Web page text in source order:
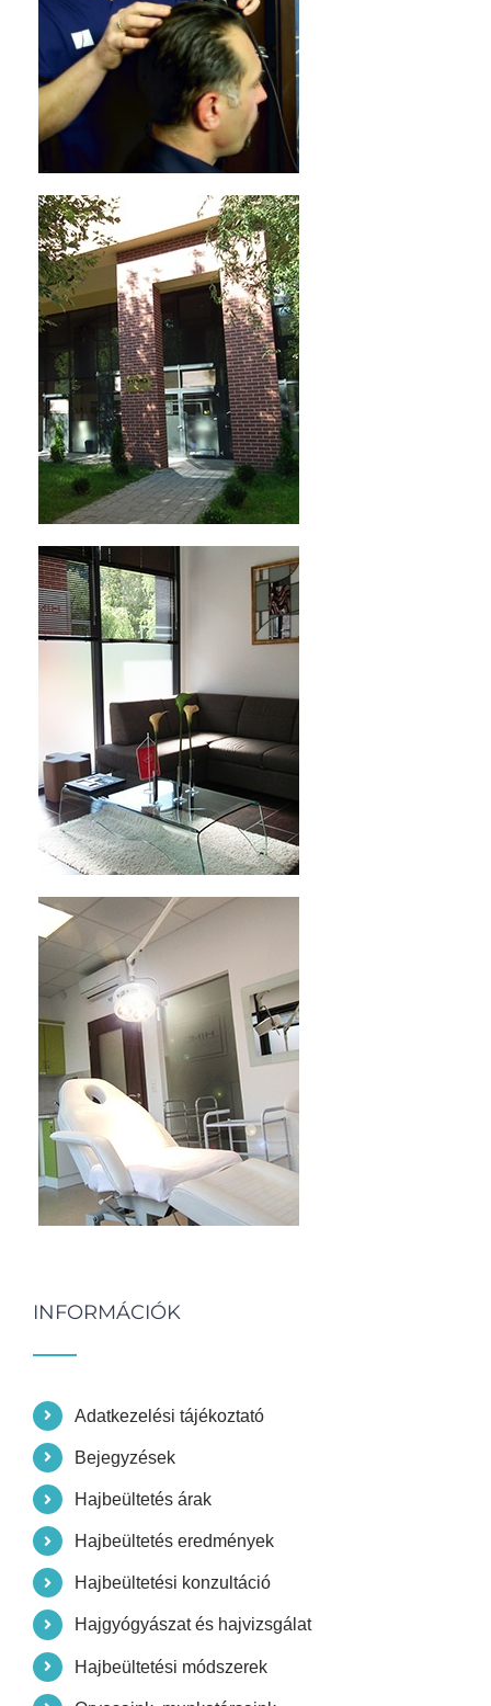
INFORMÁCIÓK
Adatkezelési tájékoztató
Bejegyzések
Hajbeültetés árak
Hajbeültetés eredmények
Hajbeültetési konzultáció
Hajgyógyászat és hajvizsgálat
Hajbeültetési módszerek